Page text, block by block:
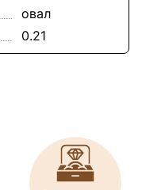
овал
0.21